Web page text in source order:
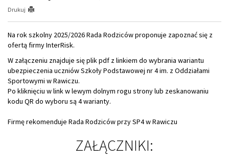
Drukuj
Na rok szkolny 2025/2026 Rada Rodziców proponuje zapoznać się z
ofertą firmy InterRisk.
W załączeniu znajduje się plik pdf z linkiem do wybrania wariantu
ubezpieczenia uczniów Szkoły Podstawowej nr 4 im. z Oddziałami
Sportowymi w Rawiczu.
Po kliknięciu w link w lewym dolnym rogu strony lub zeskanowaniu
kodu QR do wyboru są 4 warianty.
Firmę rekomenduje Rada Rodziców przy SP4 w Rawiczu
ZAŁĄCZNIKI: